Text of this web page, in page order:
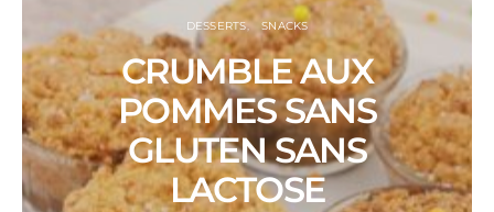
DESSERTS SNACKS
CRUMBLE AUX
POMMES SANS
GLUTEN SANS
LACTOSE